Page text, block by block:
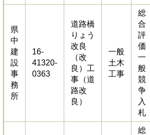
県
中
建
設
事
務
所
16-
41320-
0363
道路橋
りょう
改良
（改
良）工
事（道
路改
良）
一般
土木
工事
総
合
評
価
一
般
競
争
入
札
総